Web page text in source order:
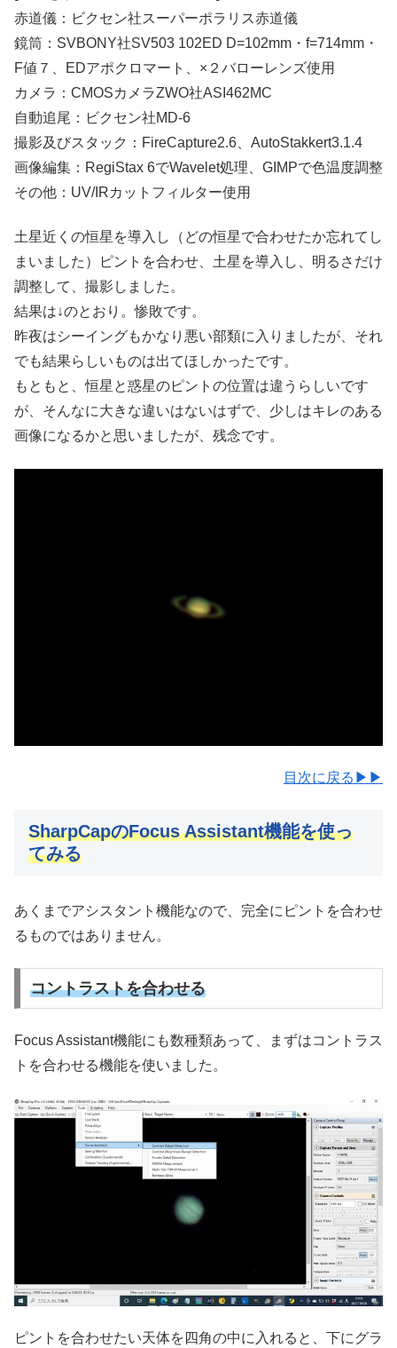
赤道儀：ビクセン社スーパーポラリス赤道儀
鏡筒：SVBONY社SV503 102ED D=102mm・f=714mm・
F値７、EDアポクロマート、×２バローレンズ使用
カメラ：CMOSカメラZWO社ASI462MC
自動追尾：ビクセン社MD-6
撮影及びスタック：FireCapture2.6、AutoStakkert3.1.4
画像編集：RegiStax 6でWavelet処理、GIMPで色温度調整
その他：UV/IRカットフィルター使用
土星近くの恒星を導入し（どの恒星で合わせたか忘れてし
まいました）ピントを合わせ、土星を導入し、明るさだけ
調整して、撮影しました。
結果は↓のとおり。惨敗です。
昨夜はシーイングもかなり悪い部類に入りましたが、それ
でも結果らしいものは出てほしかったです。
もともと、恒星と惑星のピントの位置は違うらしいです
が、そんなに大きな違いはないはずで、少しはキレのある
画像になるかと思いましたが、残念です。
目次に戻る▶▶
SharpCapのFocus Assistant機能を使っ
てみる
あくまでアシスタント機能なので、完全にピントを合わせ
るものではありません。
コントラストを合わせる
Focus Assistant機能にも数種類あって、まずはコントラス
トを合わせる機能を使いました。
ピントを合わせたい天体を四角の中に入れると、下にグラ